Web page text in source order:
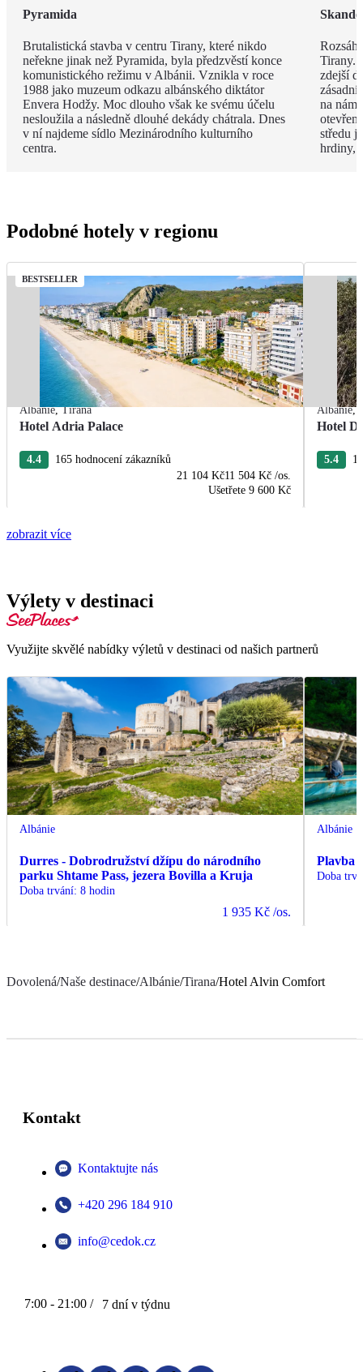
Pyramida
Brutalistická stavba v centru Tirany, které nikdo
neřekne jinak než Pyramida, byla předzvěstí konce
komunistického režimu v Albánii. Vznikla v roce
1988 jako muzeum odkazu albánského diktátor
Envera Hodžy. Moc dlouho však ke svému účelu
nesloužila a následně dlouhé dekády chátrala. Dnes
v ní najdeme sídlo Mezinárodního kulturního
centra.
Tirany.
zdejší
na
středu
hrdiny,
Podobné hotely v regionu
BESTSELLER
Albánie,Tirana
Hotel Adria Palace
4.4
165 hodnocení zákazníků
21 104 Kč11 504 Kč /os.
Ušetřete 9 600 Kč
Albánie,
Hotel
5.4
zobrazit více
Výlety v destinaci
Využijte skvělé nabídky výletů v destinaci od našich partnerů
Albánie
Durres - Dobrodružství džípu do národního
parku Shtame Pass, jezera Bovilla a Kruja
Doba trvání: 8 hodin
1 935 Kč /os.
Albánie
Plavba
Doba
Dovolená/Naše destinace/Albánie/Tirana/Hotel Alvin Comfort
Kontakt
Kontaktujte nás
+420 296 184 910
info@cedok.cz
7:00 - 21:00 / 7 dní v týdnu